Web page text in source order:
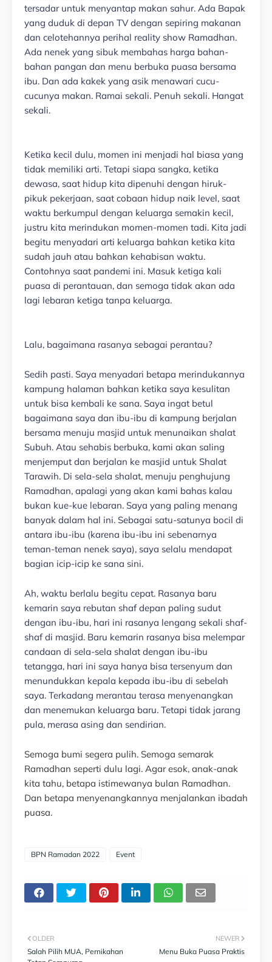
tersadar untuk menyantap makan sahur. Ada Bapak
yang duduk di depan TV dengan sepiring makanan
dan celotehannya perihal reality show Ramadhan.
Ada nenek yang sibuk membahas harga bahan-
bahan pangan dan menu berbuka puasa bersama
ibu. Dan ada kakek yang asik menawari cucu-
cucunya makan. Ramai sekali. Penuh sekali. Hangat
sekali.
Ketika kecil dulu, momen ini menjadi hal biasa yang
tidak memiliki arti. Tetapi siapa sangka, ketika
dewasa, saat hidup kita dipenuhi dengan hiruk-
pikuk pekerjaan, saat cobaan hidup naik level, saat
waktu berkumpul dengan keluarga semakin kecil,
justru kita merindukan momen-momen tadi. Kita jadi
begitu menyadari arti keluarga bahkan ketika kita
sudah jauh atau bahkan kehabisan waktu.
Contohnya saat pandemi ini. Masuk ketiga kali
puasa di perantauan, dan semoga tidak akan ada
lagi lebaran ketiga tanpa keluarga.
Lalu, bagaimana rasanya sebagai perantau?
Sedih pasti. Saya menyadari betapa merindukannya
kampung halaman bahkan ketika saya kesulitan
untuk bisa kembali ke sana. Saya ingat betul
bagaimana saya dan ibu-ibu di kampung berjalan
bersama menuju masjid untuk menunaikan shalat
Subuh. Atau sehabis berbuka, kami akan saling
menjemput dan berjalan ke masjid untuk Shalat
Tarawih. Di sela-sela shalat, menuju penghujung
Ramadhan, apalagi yang akan kami bahas kalau
bukan kue-kue lebaran. Saya yang paling menang
banyak dalam hal ini. Sebagai satu-satunya bocil di
antara ibu-ibu (karena ibu-ibu ini sebenarnya
teman-teman nenek saya), saya selalu mendapat
bagian icip-icip ke sana sini.
Ah, waktu berlalu begitu cepat. Rasanya baru
kemarin saya rebutan shaf depan paling sudut
dengan ibu-ibu, hari ini rasanya lengang sekali shaf-
shaf di masjid. Baru kemarin rasanya bisa melempar
candaan di sela-sela shalat dengan ibu-ibu
tetangga, hari ini saya hanya bisa tersenyum dan
menundukkan kepala kepada ibu-ibu di sebelah
saya. Terkadang merantau terasa menyenangkan
dan menemukan keluarga baru. Tetapi tidak jarang
pula, merasa asing dan sendirian.
Semoga bumi segera pulih. Semoga semarak
Ramadhan seperti dulu lagi. Agar esok, anak-anak
kita tahu, betapa istimewanya bulan Ramadhan.
Dan betapa menyenangkannya menjalankan ibadah
puasa.
BPN Ramadan 2022 Event
NEWER
Menu Buka Puasa Praktis
OLDER
Salah Pilih MUA, Pernikahan